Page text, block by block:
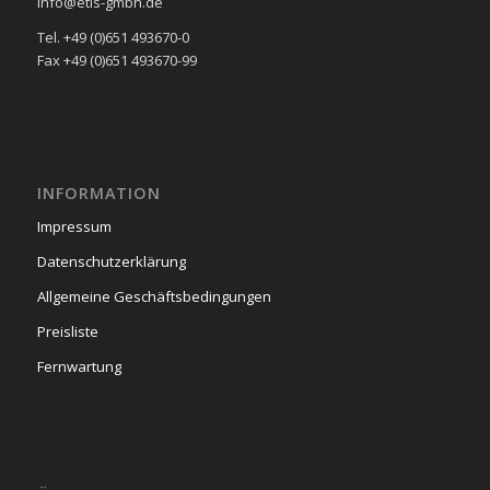
Tel. +49 (0)651 493670-0
Fax +49 (0)651 493670-99
INFORMATION
Impressum
Datenschutzerklärung
Allgemeine Geschäftsbedingungen
Preisliste
Fernwartung